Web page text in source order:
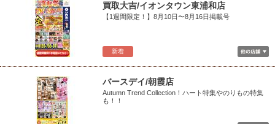
新着
買取大吉/イオンタウン東浦和店
【1週間限定！】8月10日〜8月16日掲載号
バースデイ/朝霞店
Autumn Trend Collection！ハート特集やのりもの特集
も！！